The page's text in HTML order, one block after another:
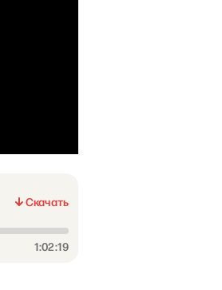
Скачать
1:02:19